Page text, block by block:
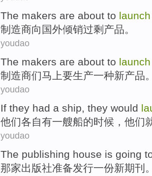
The makers are about to launch
制造商向 国外倾销过剩 产品。
youdao
The makers are about to
制造商们马上要生产一种新产品
youdao
If they had a ship, they would
他们各自有一艘船的时候，他们
youdao
The publishing house is going
那家出版社准备发行一份新期刊